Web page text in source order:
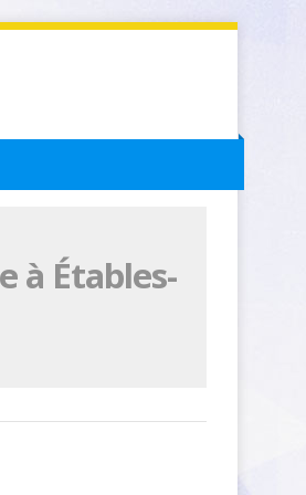
à Étables-